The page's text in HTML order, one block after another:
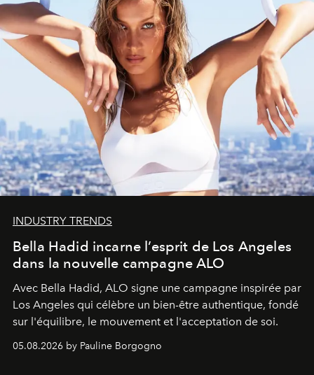
INDUSTRY TRENDS
Bella Hadid incarne l’esprit de Los Angeles
dans la nouvelle campagne ALO
Avec Bella Hadid, ALO signe une campagne inspirée par
Los Angeles qui célèbre un bien-être authentique, fondé
sur l'équilibre, le mouvement et l'acceptation de soi.
05.08.2026 by Pauline Borgogno